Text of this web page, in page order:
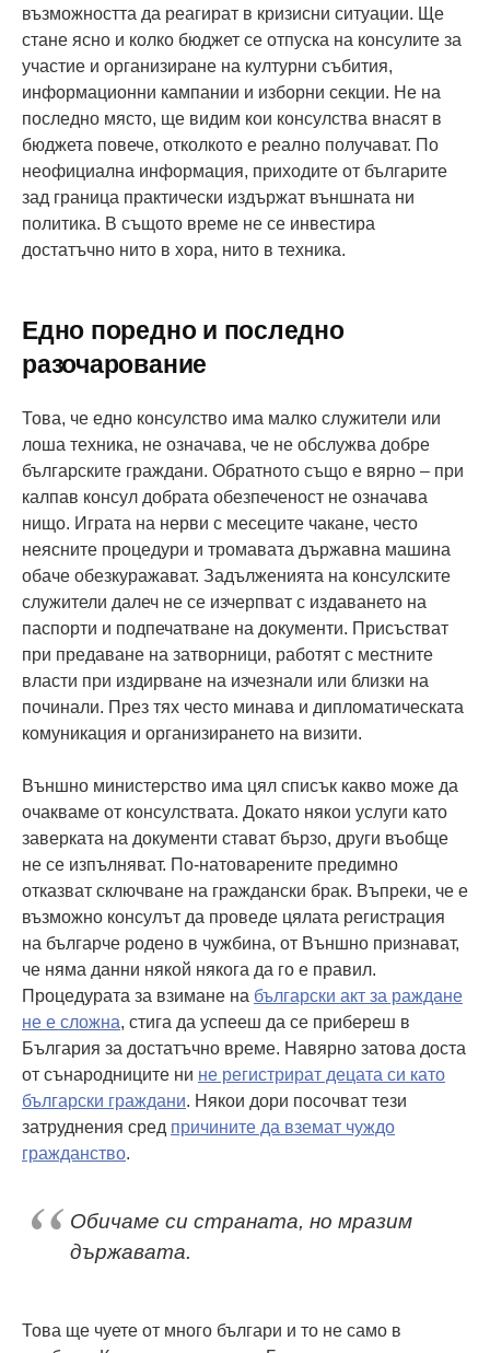
възможността да реагират в кризисни ситуации. Ще
стане ясно и колко бюджет се отпуска на консулите за
участие и организиране на културни събития,
информационни кампании и изборни секции. Не на
последно място, ще видим кои консулства внасят в
бюджета повече, отколкото е реално получават. По
неофициална информация, приходите от българите
зад граница практически издържат външната ни
политика. В същото време не се инвестира
достатъчно нито в хора, нито в техника.
Едно поредно и последно
разочарование
Това, че едно консулство има малко служители или
лоша техника, не означава, че не обслужва добре
българските граждани. Обратното също е вярно – при
калпав консул добрата обезпеченост не означава
нищо. Играта на нерви с месеците чакане, често
неясните процедури и тромавата държавна машина
обаче обезкуражават. Задълженията на консулските
служители далеч не се изчерпват с издаването на
паспорти и подпечатване на документи. Присъстват
при предаване на затворници, работят с местните
власти при издирване на изчезнали или близки на
починали. През тях често минава и дипломатическата
комуникация и организирането на визити.
Външно министерство има цял списък какво може да
очакваме от консулствата. Докато някои услуги като
заверката на документи стават бързо, други въобще
не се изпълняват. По-натоварените предимно
отказват сключване на граждански брак. Въпреки, че е
възможно консулът да проведе цялата регистрация
на българче родено в чужбина, от Външно признават,
че няма данни някой някога да го е правил.
Процедурата за взимане на български акт за раждане
не е сложна, стига да успееш да се прибереш в
България за достатъчно време. Навярно затова доста
от сънародниците ни не регистрират децата си като
български граждани. Някои дори посочват тези
затруднения сред причините да вземат чуждо
гражданство.
Обичаме си страната, но мразим
държавата.
Това ще чуете от много българи и то не само в